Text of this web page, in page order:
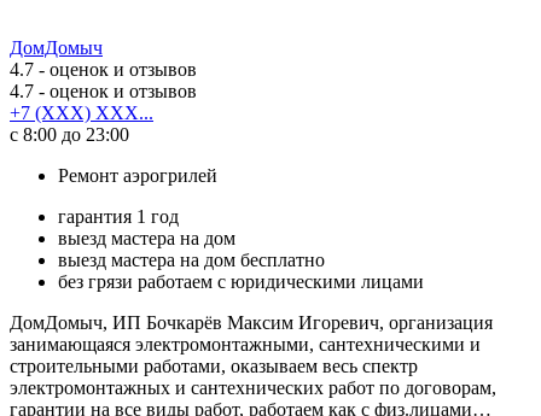
ДомДомыч
4.7 - оценок и отзывов
4.7 - оценок и отзывов
+7 (XXX) XXX...
с 8:00 до 23:00
Ремонт аэрогрилей
гарантия 1 год
выезд мастера на дом
выезд мастера на дом бесплатно
без грязи работаем с юридическими лицами
ДомДомыч, ИП Бочкарёв Максим Игоревич, организация
занимающаяся электромонтажными, сантехническими и
строительными работами, оказываем весь спектр
электромонтажных и сантехнических работ по договорам,
гарантии на все виды работ, работаем как с физ.лицами…